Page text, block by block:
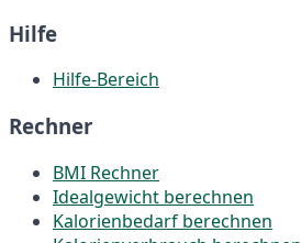
Hilfe
Hilfe-Bereich
Rechner
BMI Rechner
Idealgewicht berechnen
Kalorienbedarf berechnen